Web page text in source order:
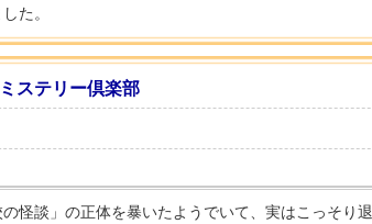
た。
ステリー倶楽部
怪談」の正体を暴いたようでいて、実はこっそり